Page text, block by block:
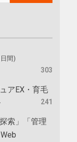
間)
303
アEX・育毛
241
索」「管理